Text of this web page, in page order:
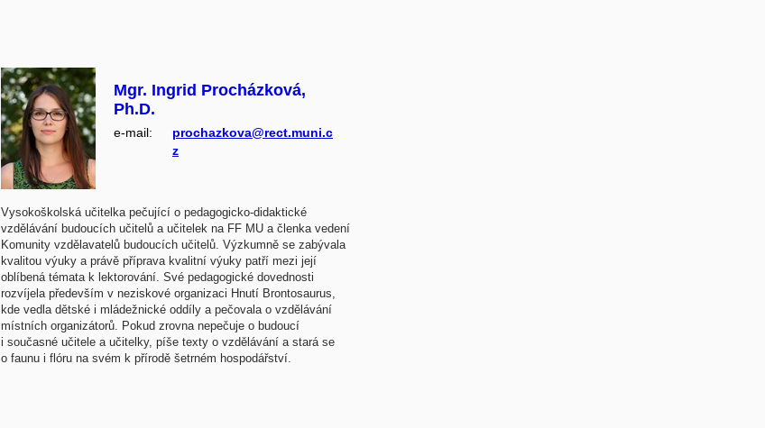
Mgr. Ingrid Procházková,
Ph.D.
e‑mail:
prochazkova@rect.muni.c
z
Vysokoškolská učitelka pečující o pedagogicko-didaktické
vzdělávání budoucích učitelů a učitelek na FF MU a členka vedení
Komunity vzdělavatelů budoucích učitelů. Výzkumně se zabývala
kvalitou výuky a právě příprava kvalitní výuky patří mezi její
oblíbená témata k lektorování. Své pedagogické dovednosti
rozvíjela především v neziskové organizaci Hnutí Brontosaurus,
kde vedla dětské i mládežnické oddíly a pečovala o vzdělávání
místních organizátorů. Pokud zrovna nepečuje o budoucí
i současné učitele a učitelky, píše texty o vzdělávání a stará se
o faunu i flóru na svém k přírodě šetrném hospodářství.